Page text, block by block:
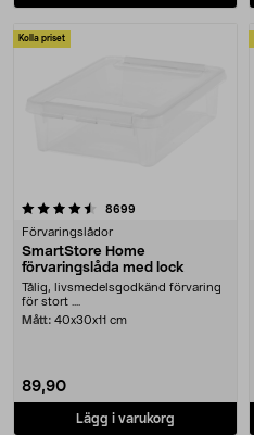
Kolla priset
8699
Förvaringslådor
SmartStore Home
förvaringslåda med lock
Tålig, livsmedelsgodkänd förvaring
för stort ....
Mått: 40x30x11 cm
89,90
Lägg i varukorg
4.5 av 5 stjärnor